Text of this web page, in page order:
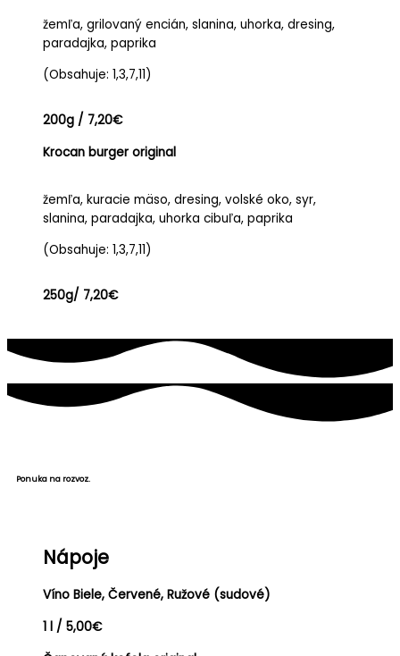
žemľa, grilovaný encián, slanina, uhorka, dresing,
paradajka, paprika
(Obsahuje: 1,3,7,11)
200g / 7,20€
Krocan burger original
žemľa, kuracie mäso, dresing, volské oko, syr,
slanina, paradajka, uhorka cibuľa, paprika
(Obsahuje: 1,3,7,11)
250g/ 7,20€
Ponuka na rozvoz.
Nápoje
Víno Biele, Červené, Ružové (sudové)
1 l / 5,00€